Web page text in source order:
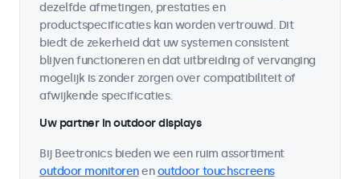
dezelfde afmetingen, prestaties en
productspecificaties kan worden vertrouwd. Dit
biedt de zekerheid dat uw systemen consistent
blijven functioneren en dat uitbreiding of vervanging
mogelijk is zonder zorgen over compatibiliteit of
afwijkende specificaties.
Uw partner in outdoor displays
Bij Beetronics bieden we een ruim assortiment
outdoor monitorenenoutdoor touchscreens